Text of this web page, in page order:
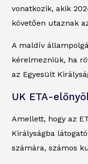
vonatkozik, akik
követően utaznak
A maldív
kérelmezniük, ha
az Egyesült
UK ETA-
Amellett, hogy az
Királyságba
számára, számos